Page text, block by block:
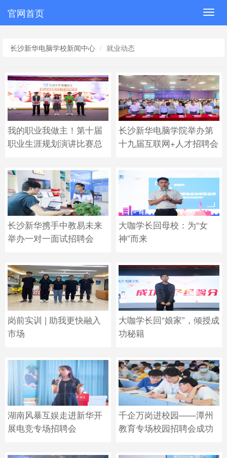
官网首页
长沙新华电脑学校新闻中心 就业动态
我的职业我做主！第十届
职业生涯规划演讲比赛总
长沙新华电脑学院举办第
十九届互联网+人才招聘会
长沙新华携手中教易未来
举办一对一面试招聘会
大咖学长回母校：为“女
神”而来
岗前实训 | 助我更快融入
市场
大咖学长回“娘家”，倾授成
功秘籍
湖南风暴互娱走进新华开
展电竞专场招聘会
千企万岗进校园——潭州
教育专场校园招聘会成功